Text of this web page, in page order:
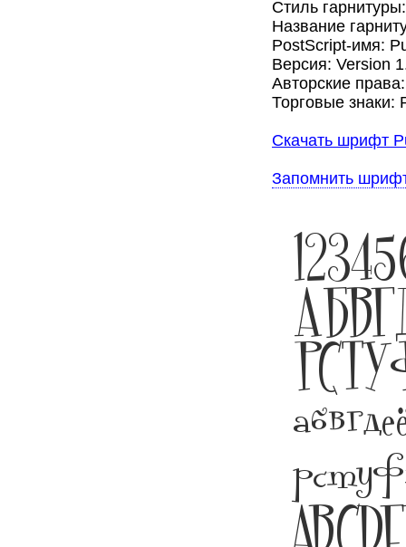
Стиль
Название
PostScript-имя:
Версия: Version
Авторские
Торговые знаки:
Скачать шрифт
Запомнить